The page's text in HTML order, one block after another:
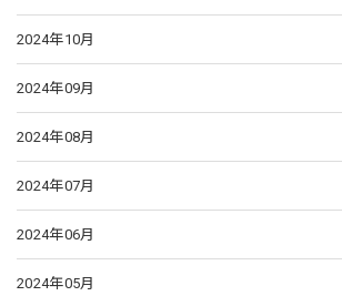
2024年10月
2024年09月
2024年08月
2024年07月
2024年06月
2024年05月